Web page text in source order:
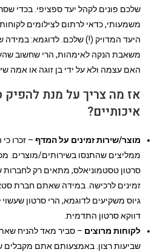
שלכם פונים לקהל יעד ספציפי. בכדי
משמעותי, כדאי לרתום לצילומים
היעד המדויק (!) שלכם. לדוגמא:
משאבת הנקה לאימהות, הרי שחשוב
האם עצמה ולא על ידי בן זוגה או אמה
אז מה צריך על מנת להפיק
איכותיים?
מוצר/שירות זמינים על המדף – זכרו
ממליצים שהתנסו בשירותים/מוצרים.
סרטון טסטמוניאלס, מתאים רק לחברות
זמינים לרכישה. במידה שאתם חברת
גיוס משקיעים לדוגמא, הרי סרטון
דווקא סרטון התדמית.
לקוחות מרוצים – סביר מאד להניח
שביעות רצון. באמצעותם אתם מקבלים